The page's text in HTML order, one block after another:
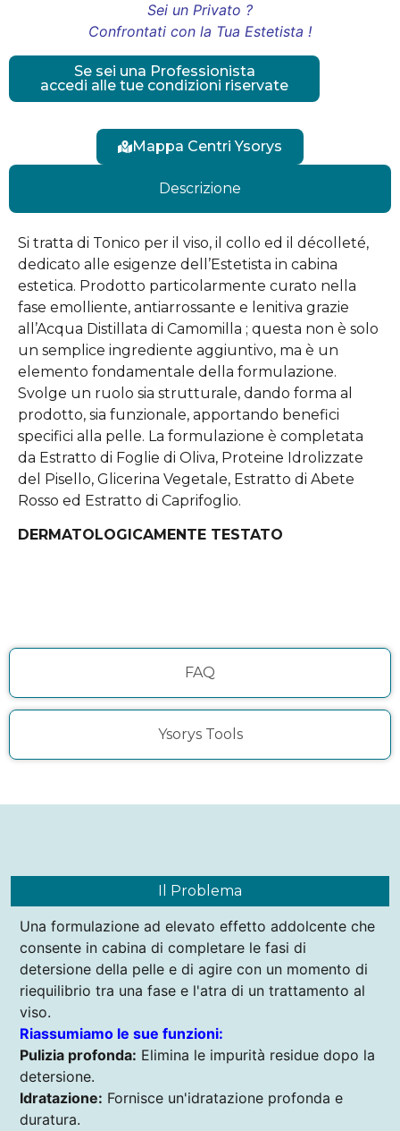
Sei un Privato ?
Confrontati con la Tua Estetista !
Se sei una Professionista
accedi alle tue condizioni riservate
Mappa Centri Ysorys
Descrizione
FAQ
Ysorys Tools
Si tratta di Tonico per il viso, il collo ed il décolleté,
dedicato alle esigenze dell’Estetista in cabina
estetica. Prodotto particolarmente curato nella
fase emolliente, antiarrossante e lenitiva grazie
all’Acqua Distillata di Camomilla ; questa non è solo
un semplice ingrediente aggiuntivo, ma è un
elemento fondamentale della formulazione.
Svolge un ruolo sia strutturale, dando forma al
prodotto, sia funzionale, apportando benefici
specifici alla pelle. La formulazione è completata
da Estratto di Foglie di Oliva, Proteine Idrolizzate
del Pisello, Glicerina Vegetale, Estratto di Abete
Rosso ed Estratto di Caprifoglio.
DERMATOLOGICAMENTE TESTATO
Il Problema
Una formulazione ad elevato effetto addolcente che
consente in cabina di completare le fasi di
detersione della pelle e di agire con un momento di
riequilibrio tra una fase e l'atra di un trattamento al
viso.
Riassumiamo le sue funzioni:
Pulizia profonda: Elimina le impurità residue dopo la
detersione.
Idratazione: Fornisce un'idratazione profonda e
duratura.